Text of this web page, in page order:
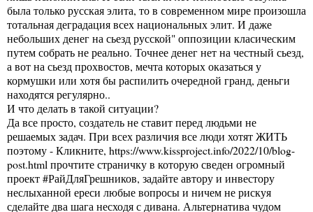
была только русская элита, то в современном мире произошла
тотальная деградация всех национальных элит. И даже
небольших денег на сьезд русской" оппозиции класическим
путем собрать не реально. Точнее денег нет на честный сьезд,
а вот на сьезд прохвостов, мечта которых оказаться у
кормушки или хотя бы распилить очередной гранд, деньги
находятся регулярно..
И что делать в такой ситуации?
Да все просто, создатель не ставит перед людьми не
решаемых задач. При всех различия все люди хотят ЖИТЬ
поэтому - Кликните, https://www.kissproject.info/2022/10/blog-
post.html прочтите страничку в которую сведен огромный
проект #РайДляГрешников, задайте автору и инвестору
неслыханной ереси любые вопросы и ничем не рискуя
сделайте два шага несходя с дивана. Альтернатива чудом